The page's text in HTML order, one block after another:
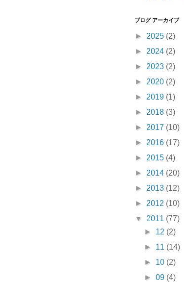
ブログ アーカイブ
► 2025 (2)
► 2024 (2)
► 2023 (2)
► 2020 (2)
► 2019 (1)
► 2018 (3)
► 2017 (10)
► 2016 (17)
► 2015 (4)
► 2014 (20)
► 2013 (12)
► 2012 (10)
▼ 2011 (77)
► 12 (2)
► 11 (14)
► 10 (2)
►09 (4)